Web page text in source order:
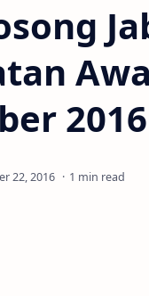
2016
1 min read